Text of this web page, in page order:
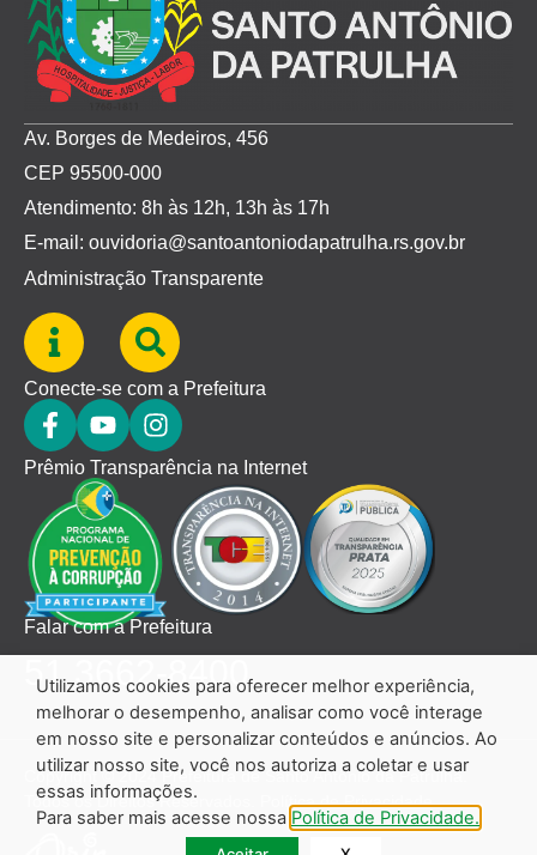
Av. Borges de Medeiros, 456
CEP 95500-000
Atendimento: 8h às 12h, 13h às 17h
E-mail: ouvidoria@santoantoniodapatrulha.rs.gov.br
Administração Transparente
Conecte-se com a Prefeitura
Prêmio Transparência na Internet
Falar com a Prefeitura
51 3662-8400
Copyright © 2024 Prefeitura de Santo Antônio da Patrulha.
Todos os Direitos Reservados.
Política de Privacidade.
Utilizamos cookies para oferecer melhor experiência,
melhorar o desempenho, analisar como você interage
em nosso site e personalizar conteúdos e anúncios. Ao
utilizar nosso site, você nos autoriza a coletar e usar
essas informações.
Para saber mais acesse nossa Política de Privacidade.